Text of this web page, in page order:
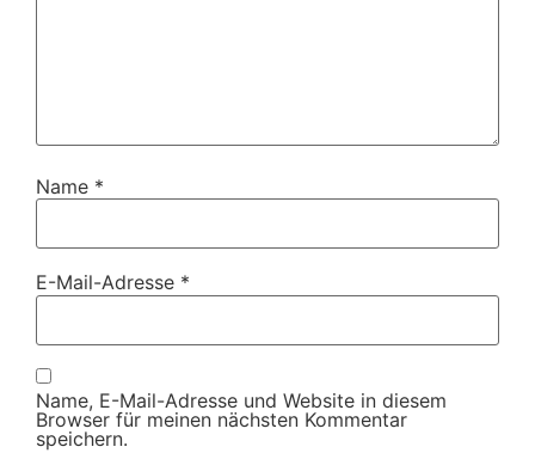
Name *
E-Mail-Adresse *
Name, E-Mail-Adresse und Website in diesem
Browser für meinen nächsten Kommentar
speichern.